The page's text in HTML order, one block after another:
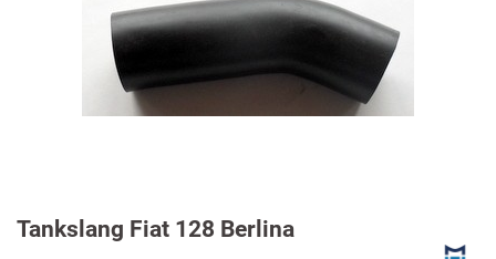
Tankslang Fiat 128 Berlina